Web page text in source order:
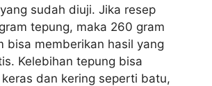
sudah diuji. Jika resep
tepung, maka 260 gram
bisa memberikan hasil yang
Kelebihan tepung bisa
dan kering seperti batu,